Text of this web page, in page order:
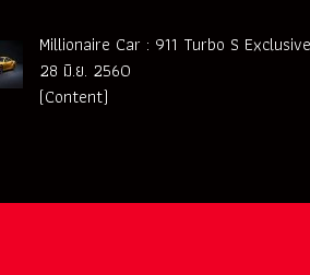
Millionaire Car : 911 Turbo S
28 มิ.ย. 2560
(Content)